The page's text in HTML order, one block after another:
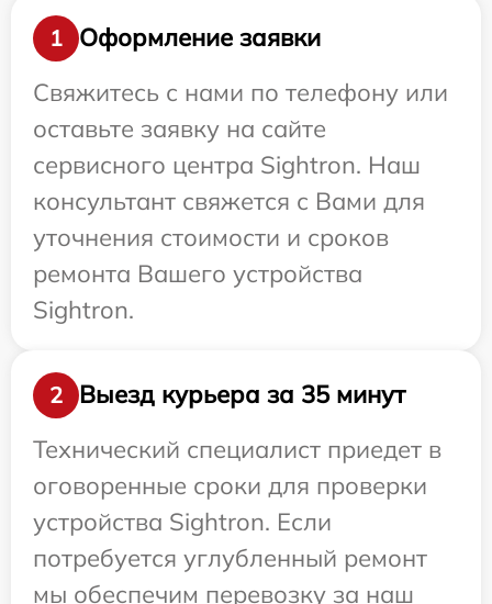
1
Оформление заявки
Свяжитесь с нами по телефону или
оставьте заявку на сайте
сервисного центра Sightron. Наш
консультант свяжется с Вами для
уточнения стоимости и сроков
ремонта Вашего устройства
Sightron.
2
Выезд курьера за 35 минут
Технический специалист приедет в
оговоренные сроки для проверки
устройства Sightron. Если
потребуется углубленный ремонт
мы обеспечим перевозку за наш